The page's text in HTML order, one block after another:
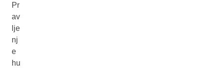
Pr
av
lje
nj
e
hu